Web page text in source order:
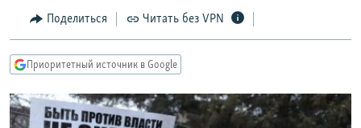
Вернутся
поиску
КУЛЬТУРА
КАВКАЗ.РЕАЛИИ
СЕВЕР.РЕАЛИИ
Поделиться Читать без VPN
Приоритетный источник в Google